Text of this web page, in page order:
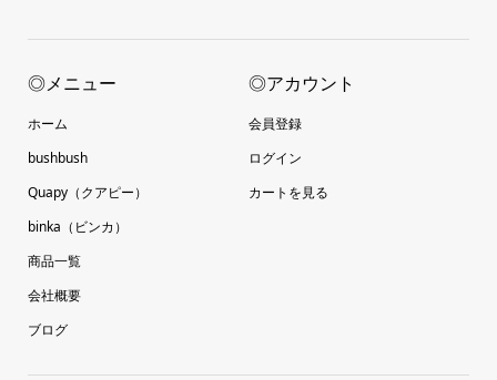
◎メニュー
ホーム
bushbush
Quapy（クアピー）
binka（ビンカ）
商品一覧
会社概要
ブログ
◎アカウント
会員登録
ログイン
カートを見る